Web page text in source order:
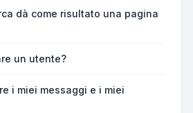
dà come risultato una pagina
un utente?
i miei messaggi e i miei